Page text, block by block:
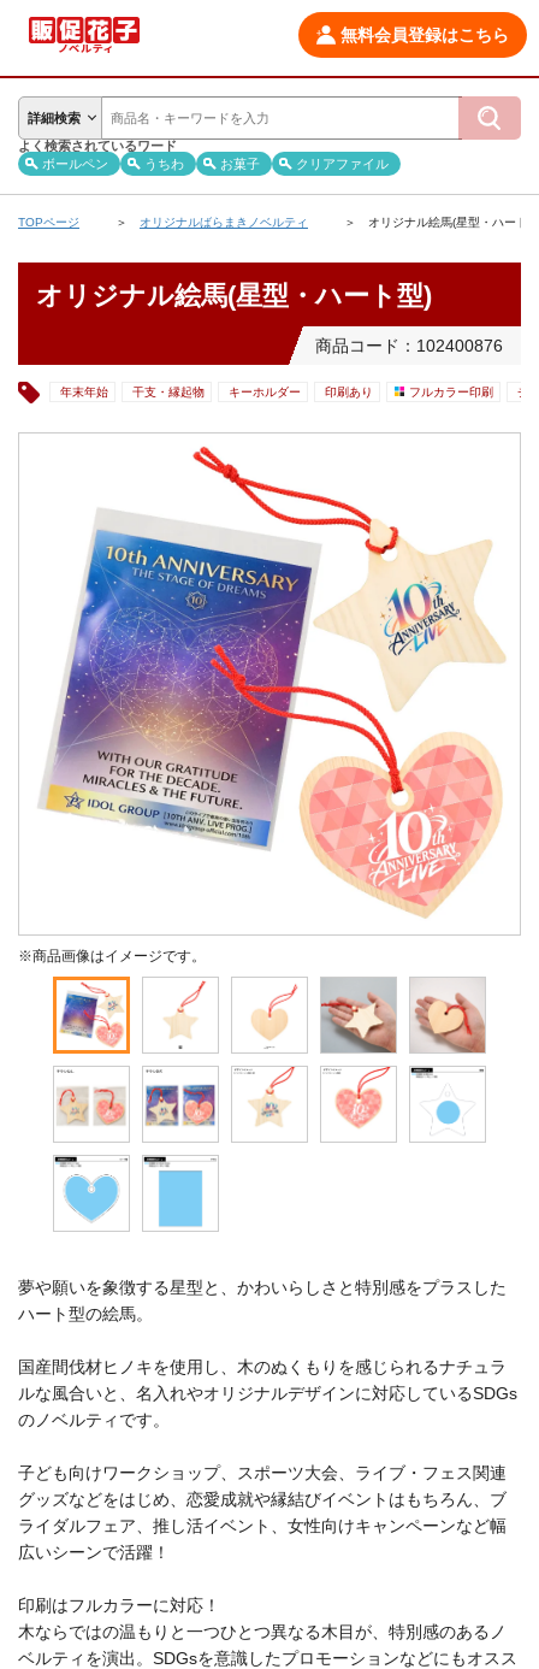
無料会員登録はこちら
詳細検索
よく検索されているワード
ボールペン
うちわ お菓子 クリアファイル
TOPページ オリジナルばらまきノベルティ オリジナル絵馬(星型・ハート
オリジナル絵馬(星型・ハート型)
商品コード：102400876
年末年始 干支・縁起物 キーホルダー 印刷あり フルカラー印刷 チ
※商品画像はイメージです。
夢や願いを象徴する星型と、かわいらしさと特別感をプラスした
ハート型の絵馬。
国産間伐材ヒノキを使用し、木のぬくもりを感じられるナチュラ
ルな風合いと、名入れやオリジナルデザインに対応しているSDGs
のノベルティです。
子ども向けワークショップ、スポーツ大会、ライブ・フェス関連
グッズなどをはじめ、恋愛成就や縁結びイベントはもちろん、ブ
ライダルフェア、推し活イベント、女性向けキャンペーンなど幅
広いシーンで活躍！
印刷はフルカラーに対応！
木ならではの温もりと一つひとつ異なる木目が、特別感のあるノ
ベルティを演出。SDGsを意識したプロモーションなどにもオスス